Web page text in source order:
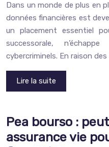
Dans un monde de plus en
données financières est
un placement essentiel
successorale,
cybercriminels. En raison
Lire la suite
Pea bourso :
assurance vie